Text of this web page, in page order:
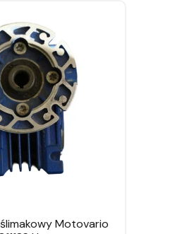
Motovario